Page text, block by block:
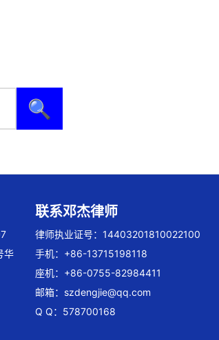
🔍
华
联系邓杰律师
律师执业证号：14403201810022100
手机：+86-13715198118
座机：+86-0755-82984411
邮箱： szdengjie@qq.com
Q Q：578700168